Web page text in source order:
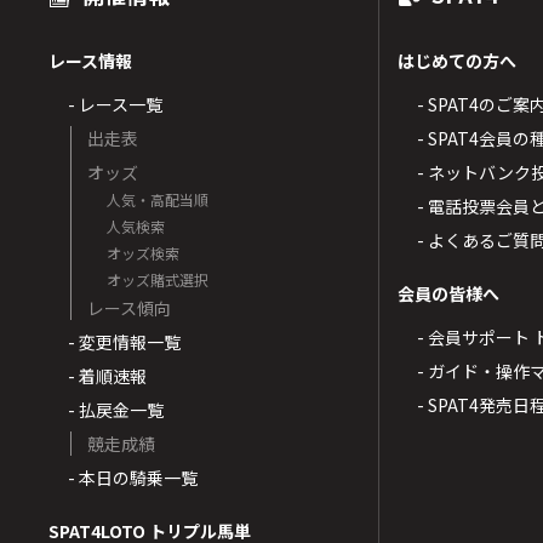
レース情報
- レース一覧
出走表
オッズ
人気・高配当順
人気検索
オッズ検索
オッズ賭式選択
レース傾向
- 変更情報一覧
- 着順速報
- 払戻金一覧
競走成績
- 本日の騎乗一覧
SPAT4LOTO トリプル馬単
はじめての方へ
- SPAT4のご案
- SPAT4会員の
- ネットバンク
- 電話投票会員
- よくあるご質
会員の皆様へ
- 会員サポート
- ガイド・操作
- SPAT4発売日